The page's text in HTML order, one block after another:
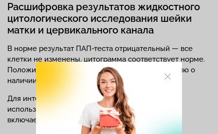
Расшифровка результатов жидкостного
цитологического исследования шейки
матки и цервикального канала
В норме результат ПАП-теста отрицательный — все
клетки не изменены, цитограмма соответствует норме.
Положительный результат содержит информацию о
наличии атипичных клеток.
Для интерпретации результатов онкоцитологии
используют классификацию по Бетесду, которая
включает разные категории мазка: